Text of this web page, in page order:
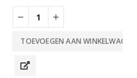
TOEVOEGEN AAN WINKELWAGEN